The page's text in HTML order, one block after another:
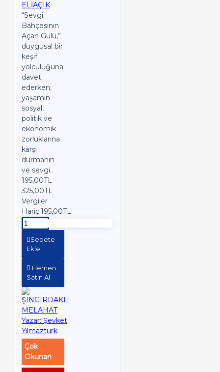
ELİAÇIK
“Sevgi
Bahçesinin
Açan Gülü,”
duygusal bir
keşif
yolculuğuna
davet
ederken,
yaşamın
sosyal,
politik ve
ekonomik
zorluklarına
karşı
durmanın
ve sevgi..
195,00TL
325,00TL
Vergiler
Hariç:195,00TL
Sepete
Ekle
Hemen
Satın Al
Çok
Okunan